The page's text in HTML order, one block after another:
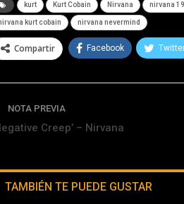
kurt Kurt Cobain Nirvana nirvana
kurt cobain nirvana nevermind
Compartir Facebook
NOTA PREVIA
Creep’ – Nirvana
TAMBIÉN TE PUEDE GUSTAR